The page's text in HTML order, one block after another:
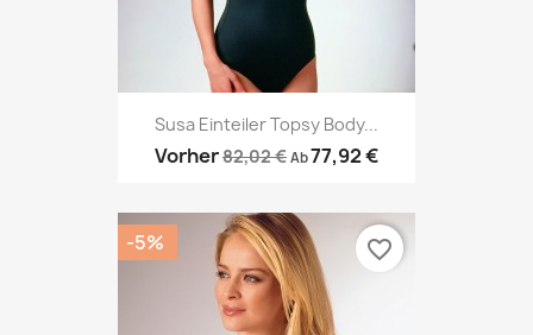
Susa Einteiler Topsy Body...
Vorher82,02 € Ab77,92 €
-5% favorite_border